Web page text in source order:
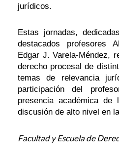
jurídicos.
Estas jornadas,
destacados profesores
Edgar J. Varela-Méndez,
derecho procesal de
temas de relevancia
participación del
presencia académica
discusión de alto nivel en
Facultad y Escuela de